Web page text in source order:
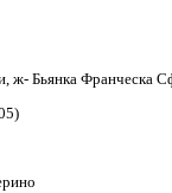
Бьянка Франческа